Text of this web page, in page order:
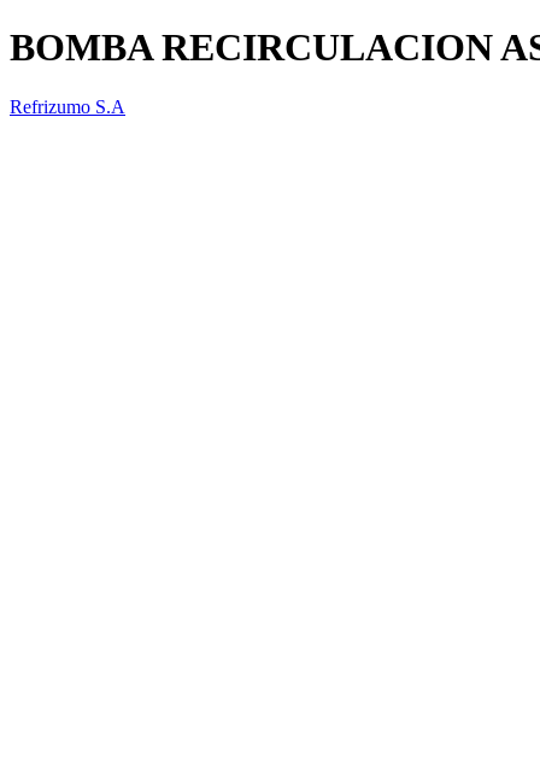
BOMBA RECIRCULACION
Refrizumo S.A